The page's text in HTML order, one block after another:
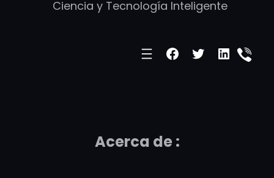
Ciencia y Tecnología Inteligente
Facebook
Twitter
Acerca de :